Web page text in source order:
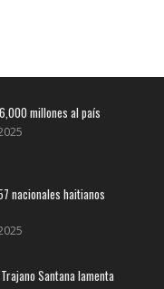
millones al país
nacionales haitianos
Santana lamenta